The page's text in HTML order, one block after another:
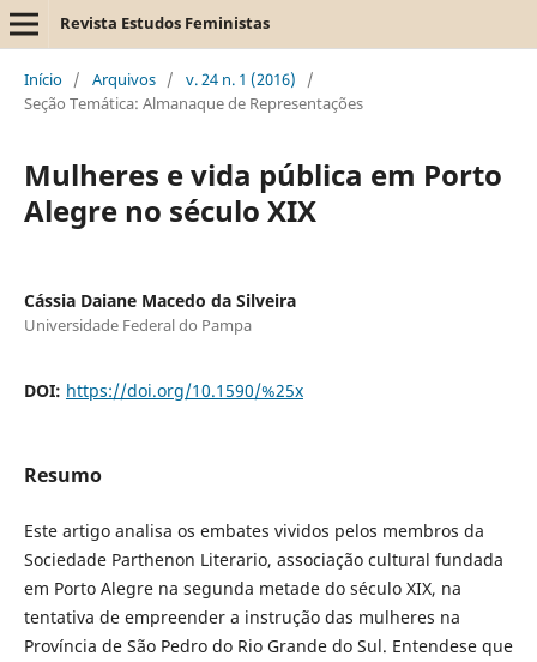
Revista Estudos Feministas
Início / Arquivos / v. 24 n. 1 (2016)
/
Seção Temática: Almanaque de Representações
Mulheres e vida pública em Porto
Alegre no século XIX
Cássia Daiane Macedo da Silveira
Universidade Federal do Pampa
DOI: https://doi.org/10.1590/%25x
Resumo
Este artigo analisa os embates vividos pelos membros da
Sociedade Parthenon Literario, associação cultural fundada
em Porto Alegre na segunda metade do século XIX, na
tentativa de empreender a instrução das mulheres na
Província de São Pedro do Rio Grande do Sul. Entendese que